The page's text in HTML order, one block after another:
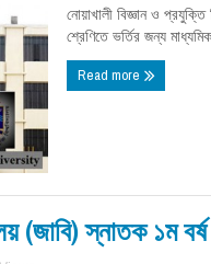
নোয়াখালী বিজ্ঞান ও
শ্রেণিতে ভর্তির জন্য
Read more
(জাবি) স্নাতক ১ম